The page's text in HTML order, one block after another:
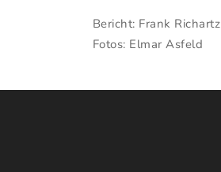
Bericht: Frank Richartz
Fotos: Elmar Asfeld